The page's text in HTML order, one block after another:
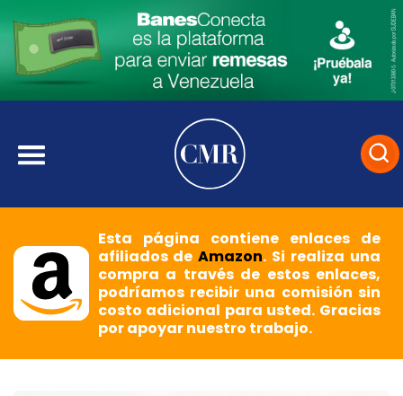
Esta página contiene enlaces de
afiliados deAmazon. Si realiza una
compra a través de estos enlaces,
podríamos recibir una comisión sin
costo adicional para usted. Gracias
por apoyar nuestro trabajo.